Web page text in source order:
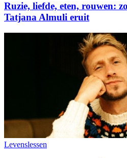
Ruzie, liefde, eten, rouwen:
Tatjana Almuli eruit
Levenslessen